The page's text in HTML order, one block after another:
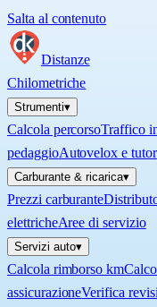
Salta al contenuto
Distanze
Chilometriche
Strumenti▾
Calcola percorsoTraffico
pedaggioAutovelox e tutor
Carburante & ricarica▾
Prezzi carburante
elettricheAree di servizio
Servizi auto▾
Calcola rimborso km
assicurazioneVerifica